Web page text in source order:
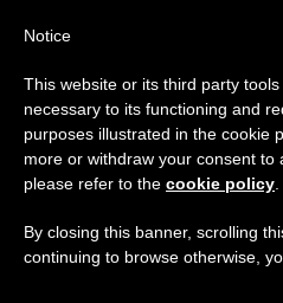
Aviso importante
Del 27 de julio al 7 de
anual, aprovechando que
se generan menos
Notice
This website or its third party
necessary to its functioning and
purposes illustrated in the cookie
more or withdraw your consent to
please refer to the cookie policy
By closing this banner, scrolling
continuing to browse otherwise,